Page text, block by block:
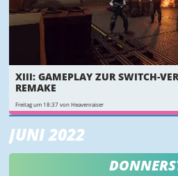
XIII: GAMEPLAY ZUR SWITCH-
REMAKE
Freitag um 18:37 von Heavenraiser
JUNI 2022